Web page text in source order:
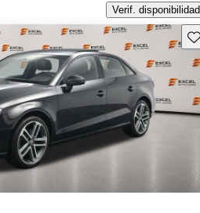
Verif. disponibilidad